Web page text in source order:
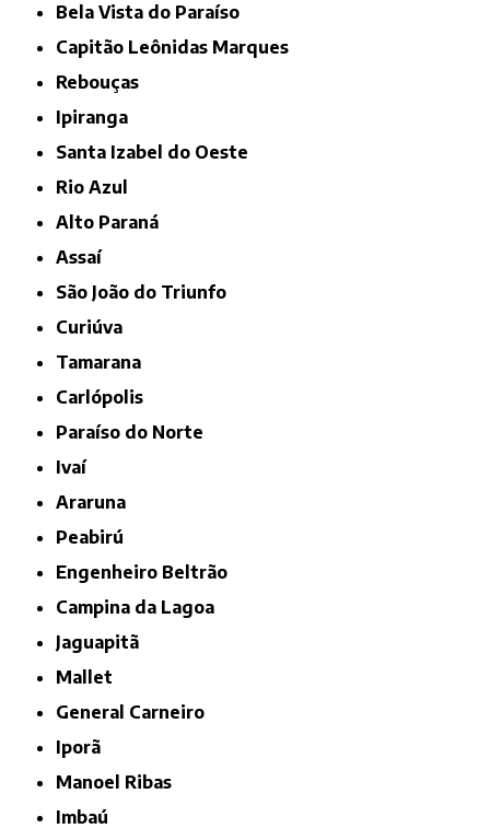
Bela Vista do Paraíso
Capitão Leônidas Marques
Rebouças
Ipiranga
Santa Izabel do Oeste
Rio Azul
Alto Paraná
Assaí
São João do Triunfo
Curiúva
Tamarana
Carlópolis
Paraíso do Norte
Ivaí
Araruna
Peabirú
Engenheiro Beltrão
Campina da Lagoa
Jaguapitã
Mallet
General Carneiro
Iporã
Manoel Ribas
Imbaú